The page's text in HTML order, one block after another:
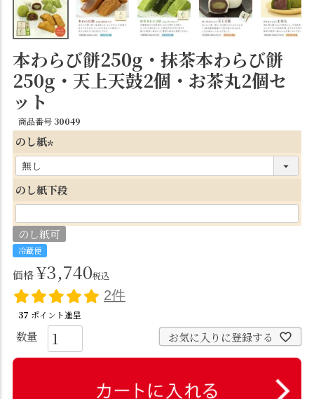
本わらび餅250g・抹茶本わらび餅
250g・天上天鼓2個・お茶丸2個セ
ット
商品番号 30049
のし紙
必
須
のし紙下段
のし紙可
冷蔵便
価格¥3,740税込
2件
37 ポイント進呈
お気に入りに登録する